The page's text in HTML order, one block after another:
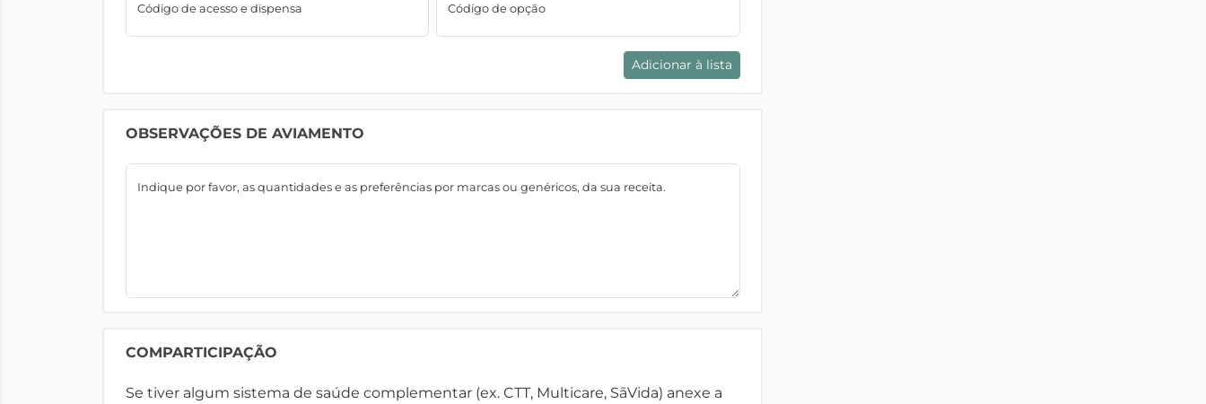
Código de acesso e dispensa Código de opção
Adicionar à lista
OBSERVAÇÕES DE AVIAMENTO
Indique por favor, as quantidades e as preferências por marcas ou genéricos, da sua receita.
COMPARTICIPAÇÃO
Se tiver algum sistema de saúde complementar (ex. CTT, Multicare, SãVida) anexe a